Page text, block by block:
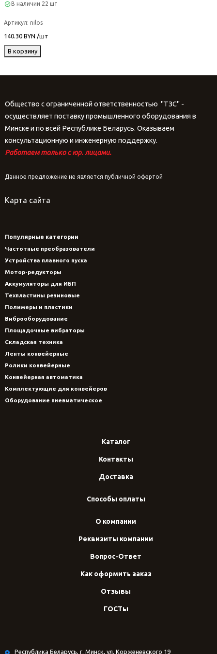
В наличии 22 шт
Артикул: nilos
140.30 BYN /шт
В корзину
Общество с ограниченной ответственностью "ТЗС" -
осуществляет поставку промышленного оборудования в
Минске и по всей Республике Беларусь. Оказываем
консультационную и инженерную поддержку.
Работаем только с юр. лицами.
Данное предложение не является публичной офертой
Карта сайта
Популярные категории
Частотные преобразователи
Устройства плавного пуска
Мотор-редукторы
Аккумуляторы для ИБП
Техпластины резиновые
Полимеры и пластики
Виброоборудование
Площадочные вибраторы
Складская техника
Ленты конвейерные
Ролики конвейерные
Конвейерная автоматика
Комплектующие для конвейеров
Оборудование пневматическое
Каталог
Контакты
Доставка
Способы оплаты
О компании
Реквизиты компании
Вопрос-Ответ
Как оформить заказ
Отзывы
ГОСТы
Республика Беларусь, г. Минск, ул. Корженевского 19